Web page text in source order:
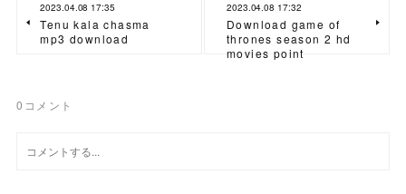
2023.04.08 17:35
Tenu kala chasma
mp3 download
2023.04.08 17:32
Download game of
thrones season 2 hd
movies point
0 コメント